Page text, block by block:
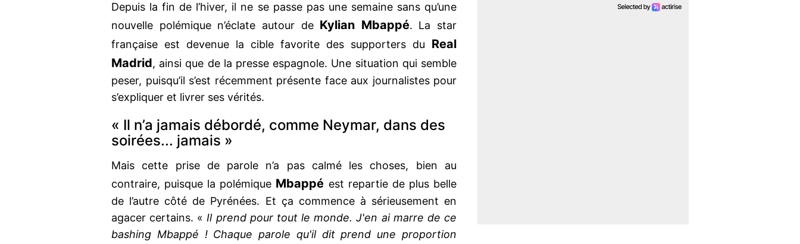
Depuis la fin de l’hiver, il ne se passe pas une semaine sans qu’une
nouvelle polémique n’éclate autour de Kylian Mbappé. La star
française est devenue la cible favorite des supporters du Real
Madrid, ainsi que de la presse espagnole. Une situation qui semble
peser, puisqu’il s’est récemment présente face aux journalistes pour
s’expliquer et livrer ses vérités.
« Il n’a jamais débordé, comme Neymar, dans des
soirées... jamais »
Mais cette prise de parole n’a pas calmé les choses, bien au
contraire, puisque la polémique Mbappé est repartie de plus belle
de l’autre côté de Pyrénées. Et ça commence à sérieusement en
agacer certains. « Il prend pour tout le monde. J'en ai marre de ce
bashing Mbappé ! Chaque parole qu'il dit prend une proportion